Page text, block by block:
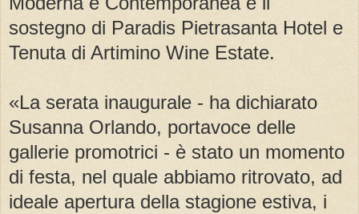
sostegno di Paradis Pietrasanta Hotel e
Tenuta di Artimino Wine Estate.
«La serata inaugurale - ha dichiarato
Susanna Orlando, portavoce delle
gallerie promotrici - è stato un momento
di festa, nel quale abbiamo ritrovato, ad
ideale apertura della stagione estiva, i